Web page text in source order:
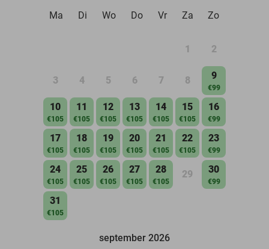
Ma
Di Wo Do Vr Za Zo
1 2
3 4 5 6 7 8 9
€99
10
€105
11
€105
12
€105
13
€105
14
€105
15
€105
16
€99
17
€105
18
€105
19
€105
20
€105
21
€105
22
€105
23
€99
24
€105
25
€105
26
€105
27
€105
28
€105
29 30
€99
31
€105
september 2026